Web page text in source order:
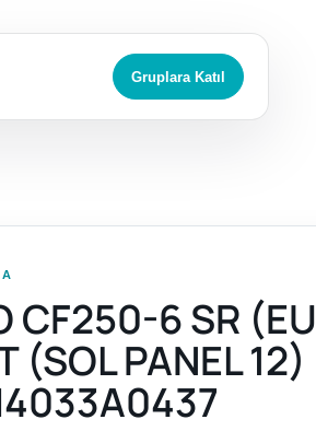
Gruplara Katıl
CF250-6 SR (EU
(SOL PANEL 12)